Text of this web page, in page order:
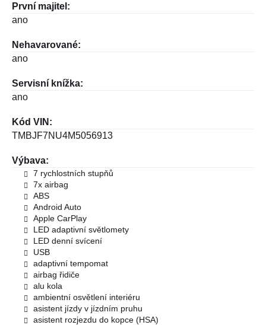
První majitel:
ano
Nehavarované:
ano
Servisní knížka:
ano
Kód VIN:
TMBJF7NU4M5056913
Výbava:
7 rychlostních stupňů
7x airbag
ABS
Android Auto
Apple CarPlay
LED adaptivní světlomety
LED denní svícení
USB
adaptivní tempomat
airbag řidiče
alu kola
ambientní osvětlení interiéru
asistent jízdy v jízdním pruhu
asistent rozjezdu do kopce (HSA)